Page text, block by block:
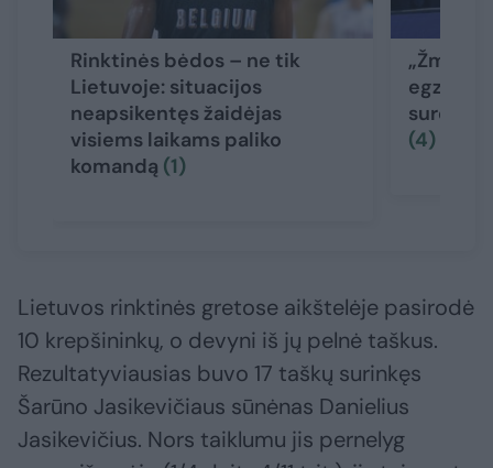
Rinktinės bėdos – ne tik
Lietuvoje: situacijos
neapsikentęs žaidėjas
visiems laikams paliko
komandą (1)
(4)
Lietuvos rinktinės gretose aikštelėje pasirodė
10 krepšininkų, o devyni iš jų pelnė taškus.
Rezultatyviausias buvo 17 taškų surinkęs
Šarūno Jasikevičiaus sūnėnas Danielius
Jasikevičius. Nors taiklumu jis pernelyg